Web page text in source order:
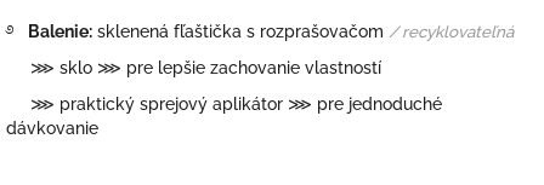
࿔ Balenie: sklenená fľaštička s rozprašovačom / recyklovateľná
⋙ sklo ⋙ pre lepšie zachovanie vlastností
⋙ praktický sprejový aplikátor ⋙ pre jednoduché
dávkovanie